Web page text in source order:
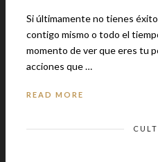
Si últimamente no tienes
contigo mismo o todo el
momento de ver que eres tu peor
acciones que …
READ MORE